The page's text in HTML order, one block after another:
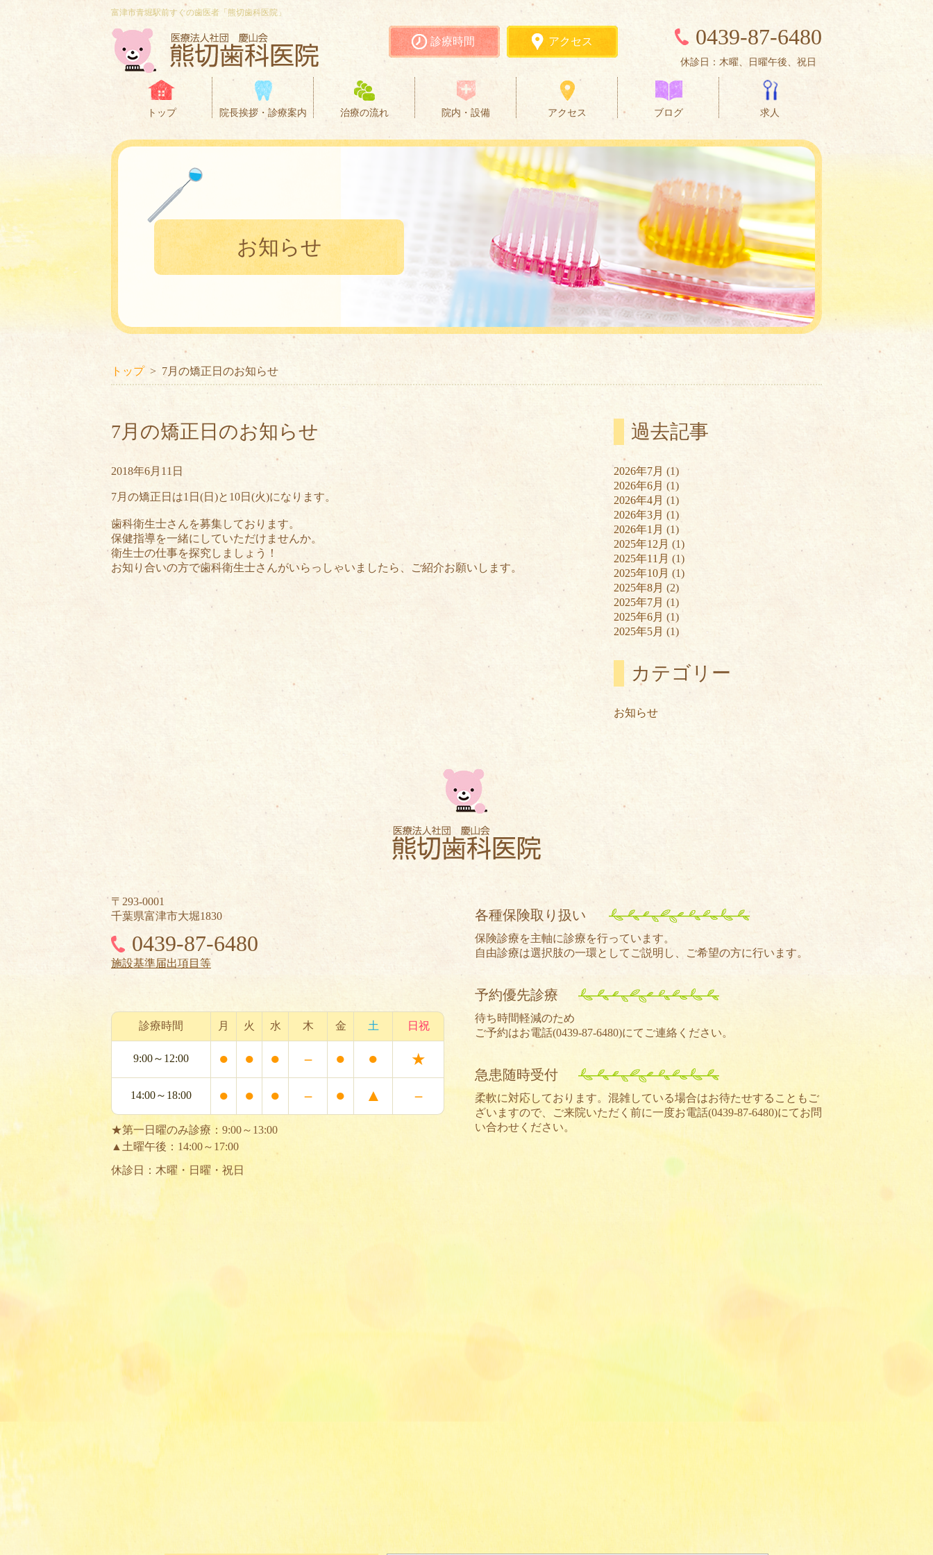
富津市青堀駅前すぐの歯医者「熊切歯科医院」
0439-87-6480
休診日：木曜、日曜午後、祝日
診療時間 アクセス
トップ 院長挨拶・診療案内 治療の流れ 院内・設備 アクセス ブログ 求人
お知らせ
トップ 7月の矯正日のお知らせ
7月の矯正日のお知らせ
2018年6月11日
7月の矯正日は1日(日)と10日(火)になります。
歯科衛生士さんを募集しております。
保健指導を一緒にしていただけませんか。
衛生士の仕事を探究しましょう！
お知り合いの方で歯科衛生士さんがいらっしゃいましたら、ご紹介お願いします。
過去記事
2026年7月 (1)
2026年6月 (1)
2026年4月 (1)
2026年3月 (1)
2026年1月 (1)
2025年12月 (1)
2025年11月 (1)
2025年10月 (1)
2025年8月 (2)
2025年7月 (1)
2025年6月 (1)
2025年5月 (1)
カテゴリー
お知らせ
〒293-0001
千葉県富津市大堀1830
0439-87-6480
施設基準届出項目等
診療時間 月 火 水 木 金 土 日祝
9:00～12:00 ● ● ● － ● ● ★
14:00～18:00 ● ● ● － ● ▲ －
★第一日曜のみ診療：9:00～13:00
▲土曜午後：14:00～17:00
休診日：木曜・日曜・祝日
各種保険取り扱い
保険診療を主軸に診療を行っています。
自由診療は選択肢の一環としてご説明し、ご希望の方に行います。
予約優先診療
待ち時間軽減のため
ご予約はお電話(0439-87-6480)にてご連絡ください。
急患随時受付
柔軟に対応しております。混雑している場合はお待たせすることもご
ざいますので、ご来院いただく前に一度お電話(0439-87-6480)にてお問
い合わせください。